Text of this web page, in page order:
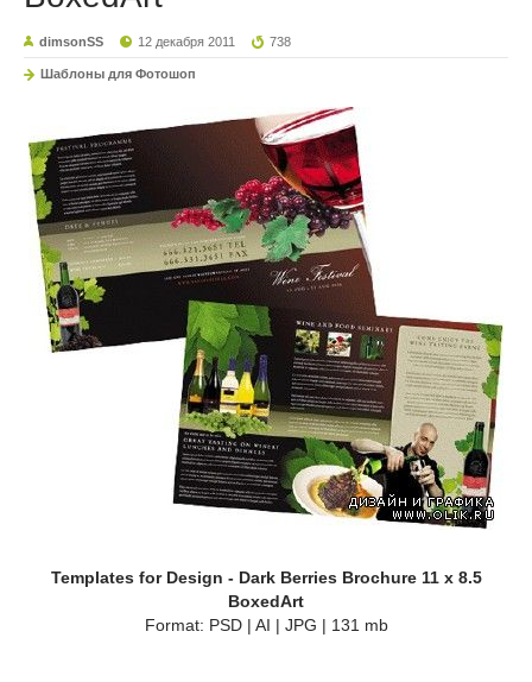
dimsonSS 12 декабря 2011 738
Шаблоны для Фотошоп
Templates for Design - Dark Berries Brochure 11 x 8.5
BoxedArt
Format: PSD | AI | JPG | 131 mb